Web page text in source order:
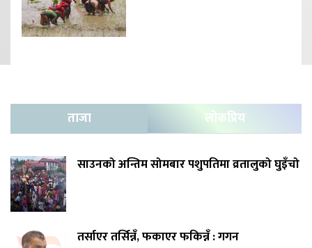
ताजा लोकप्रिय
साउनको अन्तिम सोमबार पशुपतिमा व्रतालुको घुइँचो
तर्साएर तर्सिन्नँ, फकाएर फकिन्नँ : गगन